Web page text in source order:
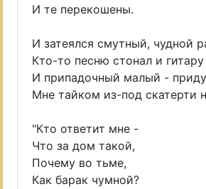
И те перекошены.
И затеялся смутный, чудной
Кто-то песню стонал и гитару
И припадочный малый -
Мне тайком из-под скатерти
"Кто ответит мне -
Что за дом такой,
Почему во тьме,
Как барак чумной?